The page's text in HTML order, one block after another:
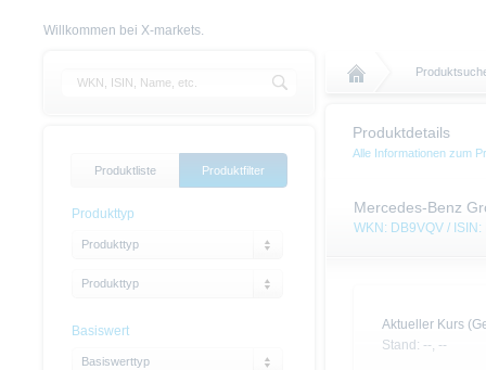
Willkommen bei X-markets.
Produktdetails
Alle Informationen zum
Mercedes-Benz
WKN: DB9VQV /
Aktueller Kurs
Stand: --, --
Produktliste Produktfilter
Produkttyp
Produkttyp
Produkttyp
Basiswert
Basiswerttyp